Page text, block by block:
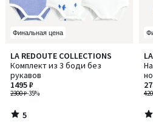
Финальная цена
LA REDOUTE COLLECTIONS
Комплект из 3 боди без
рукавов
2300 ₽-35%
1495 ₽
5
/
5
5
/
5
/
5
/